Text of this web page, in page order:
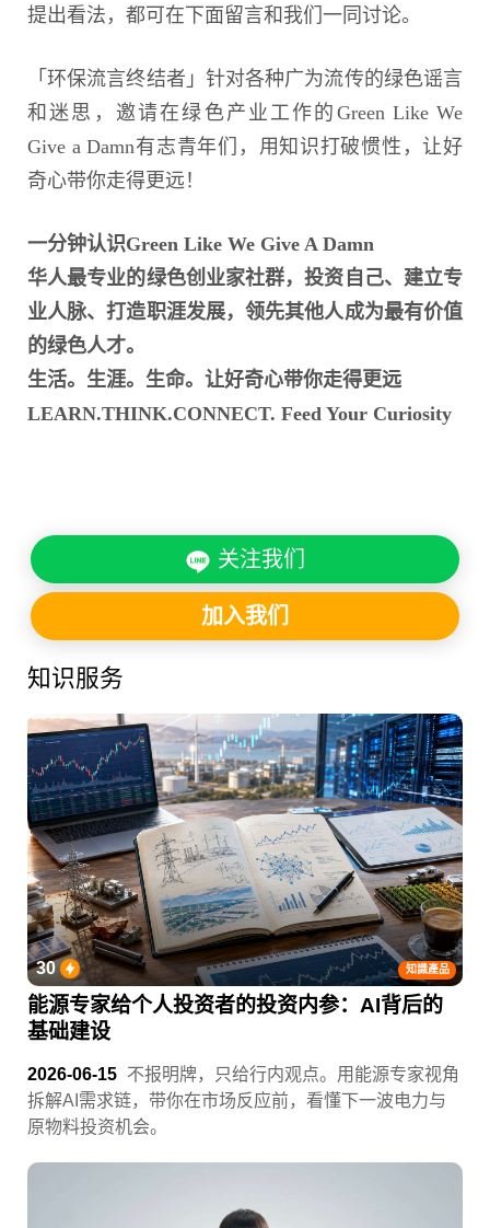
提出看法，都可在下面留言和我们一同讨论。
「环保流言终结者」针对各种广为流传的绿色谣言
和迷思，邀请在绿色产业工作的Green Like We
Give a Damn有志青年们，用知识打破惯性，让好
奇心带你走得更远！
一分钟认识Green Like We Give A Damn
华人最专业的绿色创业家社群，投资自己、建立专
业人脉、打造职涯发展，领先其他人成为最有价值
的绿色人才。
生活。生涯。生命。让好奇心带你走得更远
LEARN.THINK.CONNECT. Feed Your Curiosity
关注我们
加入我们
知识服务
知識產品
30
能源专家给个人投资者的投资内参：AI背后的
基础建设
2026-06-15 不报明牌，只给行内观点。用能源专家视角
拆解AI需求链，带你在市场反应前，看懂下一波电力与
原物料投资机会。